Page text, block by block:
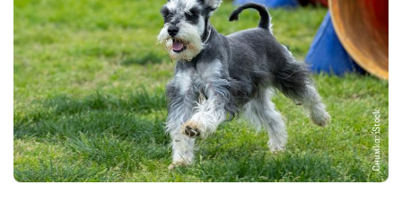
Снимка: iStock